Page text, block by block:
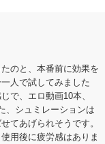
のと、本番前に効果を
人で試してみました
で、エロ動画10本、
、シュミレーションは
てあげられそうです。
用後に疲労感はありま